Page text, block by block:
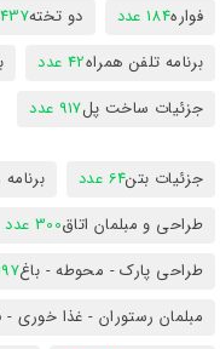
فواره184 عدد دو تخته437 عدد
برنامه تلفن همراه42 عدد
جزئیات ساخت پل917 عدد
جزئیات بتن64 عدد
طراحی و مبلمان اتاق300 عدد
طراحی پارک - محوطه - باغ197 عدد
مبلمان رستوران - غذا خوری